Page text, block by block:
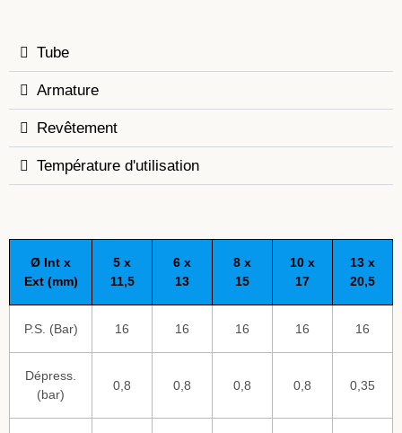
Tube
Armature
Revêtement
Température d'utilisation
Ø Int x
Ext (mm)
5 x
11,5
6 x
13
8 x
15
10 x
17
13 x
20,5
P.S. (Bar) 16 16 16 16 16
Dépress.
(bar)
0,8 0,8 0,8 0,8 0,35